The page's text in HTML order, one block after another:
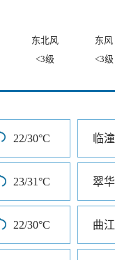
东北风
东风
<3级 <3级
22/30°C 临
23/31°C 翠
22/30°C 曲